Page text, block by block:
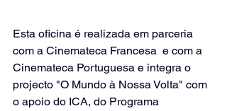
Esta oficina é realizada em parceria
com a Cinemateca Francesa  e com a
Cinemateca Portuguesa e integra o
projecto "O Mundo à Nossa Volta" com
o apoio do ICA, do Programa